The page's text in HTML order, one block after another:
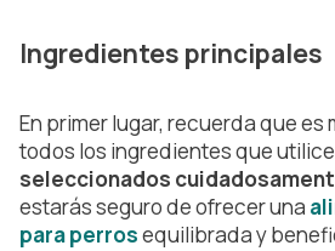
Ingredientes principales
En primer lugar, recuerda que
todos los ingredientes que
seleccionados
estarás seguro de ofrecer una
para perrosequilibrada y